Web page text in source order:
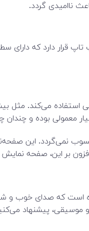
ناامیدی گردد.
قرار دارد که
معمولی بوده و چندان
است که صدای خوب و
و موسیقی، پیشنهاد